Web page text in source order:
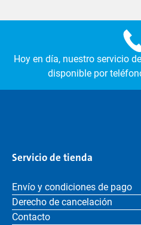
Hoy en día, nuestro servicio
disponible por
Servicio de tienda
Envío y condiciones de pago
Derecho de cancelación
Contacto